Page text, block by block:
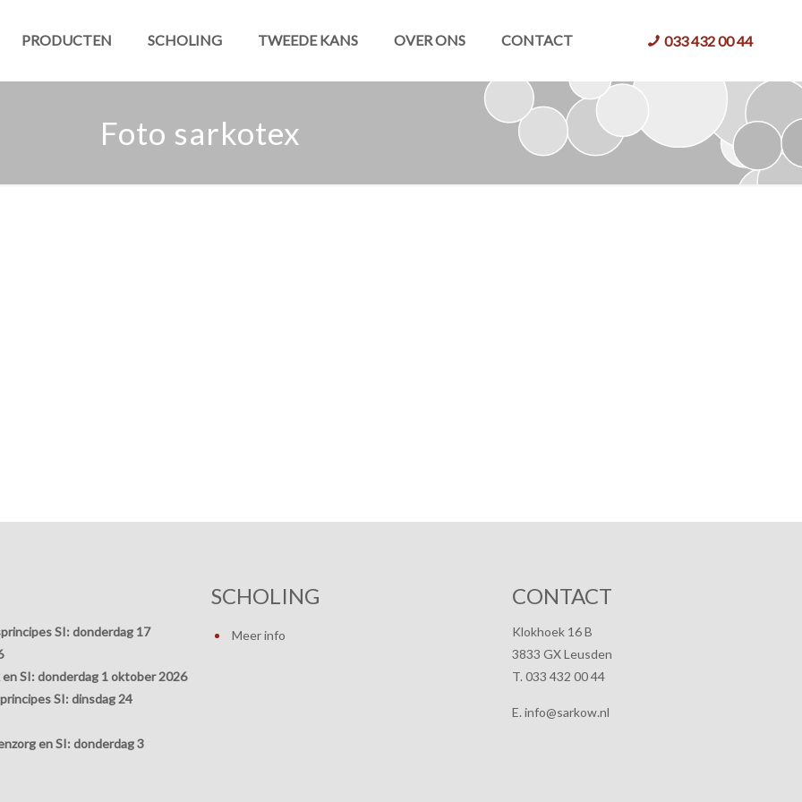
PRODUCTEN SCHOLING TWEEDE KANS OVER ONS CONTACT 033 432 00 44
Foto sarkotex
SI: donderdag 17
SI: donderdag 1 oktober 2026
SI: dinsdag 24
en SI: donderdag 3
SCHOLING
Meer info
CONTACT
Klokhoek 16 B
3833 GX Leusden
T. 033 432 00 44
E. info@sarkow.nl